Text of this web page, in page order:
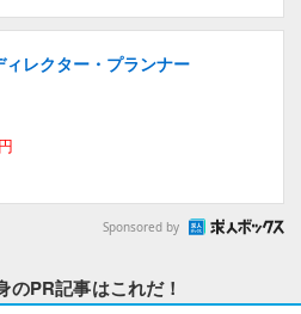
レクター・プランナー
Sponsored by
のPR記事はこれだ！